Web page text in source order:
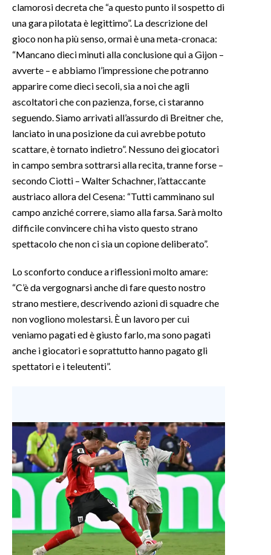
clamorosi decreta che “a questo punto il sospetto di
una gara pilotata è legittimo”. La descrizione del
gioco non ha più senso, ormai è una meta-cronaca:
“Mancano dieci minuti alla conclusione qui a Gijon –
avverte – e abbiamo l’impressione che potranno
apparire come dieci secoli, sia a noi che agli
ascoltatori che con pazienza, forse, ci staranno
seguendo. Siamo arrivati all’assurdo di Breitner che,
lanciato in una posizione da cui avrebbe potuto
scattare, è tornato indietro”. Nessuno dei giocatori
in campo sembra sottrarsi alla recita, tranne forse –
secondo Ciotti – Walter Schachner, l’attaccante
austriaco allora del Cesena: “Tutti camminano sul
campo anziché correre, siamo alla farsa. Sarà molto
difficile convincere chi ha visto questo strano
spettacolo che non ci sia un copione deliberato”.
Lo sconforto conduce a riflessioni molto amare:
“C’è da vergognarsi anche di fare questo nostro
strano mestiere, descrivendo azioni di squadre che
non vogliono molestarsi. È un lavoro per cui
veniamo pagati ed è giusto farlo, ma sono pagati
anche i giocatori e soprattutto hanno pagato gli
spettatori e i teleutenti”.